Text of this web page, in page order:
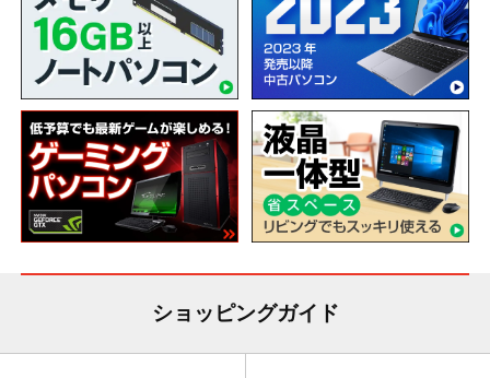
ショッピングガイド